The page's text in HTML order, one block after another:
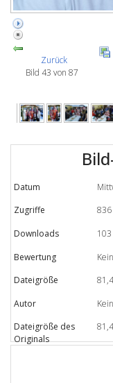
Zurück
Bild 43 von 87
Datum
Zugriffe
836
Downloads
103
Bewertung
Dateigröße
Autor
Dateigröße des
Originals